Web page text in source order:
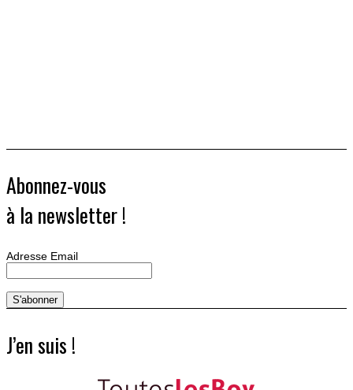
Abonnez-vous
à la newsletter !
Adresse Email
J’en suis !